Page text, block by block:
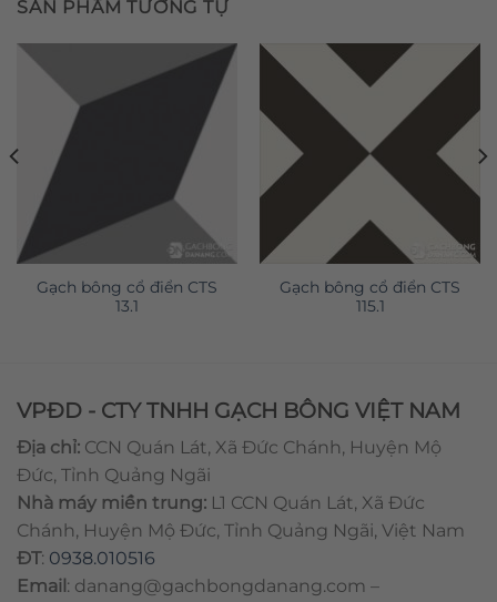
SẢN PHẨM TƯƠNG TỰ
Gạch bông cổ điển CTS
13.1
Gạch bông cổ điển CTS
115.1
VPĐD - CTY TNHH GẠCH BÔNG VIỆT NAM
Địa chỉ: CCN Quán Lát, Xã Đức Chánh, Huyện Mộ
Đức, Tỉnh Quảng Ngãi
Nhà máy miền trung: L1 CCN Quán Lát, Xã Đức
Chánh, Huyện Mộ Đức, Tỉnh Quảng Ngãi, Việt Nam
ĐT: 0938.010516
Email : danang@gachbongdanang.com –